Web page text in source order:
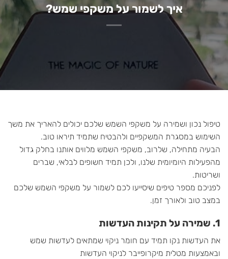
איך לשמור על משקפי שמש?
טיפול נכון ושמירה על משקפי השמש שלכם יכולים להאריך את משך
השימוש במסגרת המשקפיים ולהבטיח שתמיד תיראו טוב.
הבעיה מתחילה, שלרוב, משקפי השמש מלווים אותנו בחלק גדול
מהפעילות היומיומית שלנו, ולכן תמיד חשופים לבלאי, שברים
ושריטות.
לפניכם מספר טיפים שיסייעו לכם לשמור על משקפי השמש שלכם
במצב טוב ולאורך זמן.
1. שמירה על תקינות העדשות
את העדשות נקו תמיד עם חומר ניקוי שמתאים לעדשות שמש
ובאמצעות מטלית מיקרופייבר לניקוי העדשות